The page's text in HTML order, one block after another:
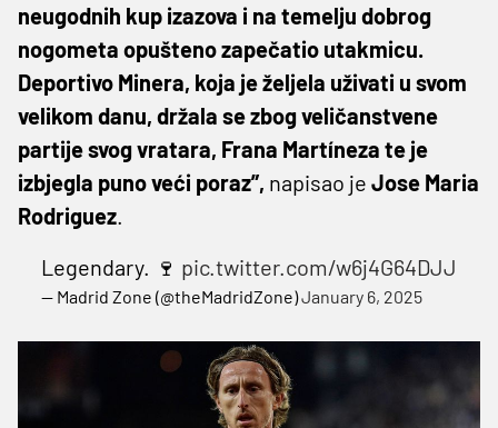
neugodnih kup izazova i na temelju dobrog
nogometa opušteno zapečatio utakmicu.
Deportivo Minera, koja je željela uživati ​​u svom
velikom danu, držala se zbog veličanstvene
partije svog vratara, Frana Martíneza te je
izbjegla puno veći poraz”, napisao je Jose Maria
Rodriguez.
Legendary. 🍷 pic.twitter.com/w6j4G64DJJ
— Madrid Zone (@theMadridZone)January 6, 2025